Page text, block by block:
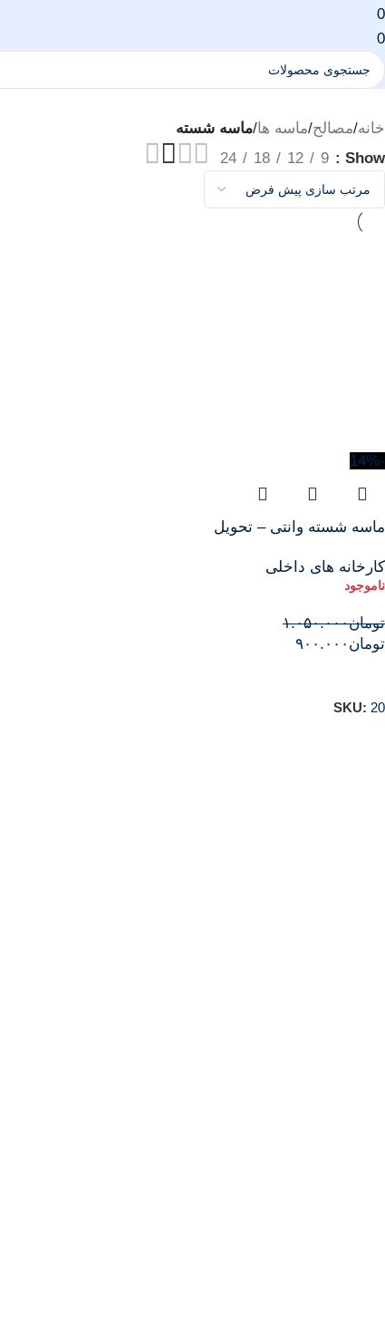
0
0
خانه/مصالح/ماسه ها/ماسه شسته
Show
9
12
18
24
-14%
ماسه شسته وانتی – تحویل
کوچک و فوری
کارخانه های داخلی
تومان۱.۰۵۰.۰۰۰
تومان ۹۰۰.۰۰۰
SKU: 20